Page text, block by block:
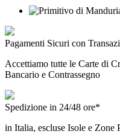
Pagamenti Sicuri con
Accettiamo tutte le Carte di
Bancario e Contrassegno
Spedizione in 24/48 ore*
in Italia, escluse Isole e Zone